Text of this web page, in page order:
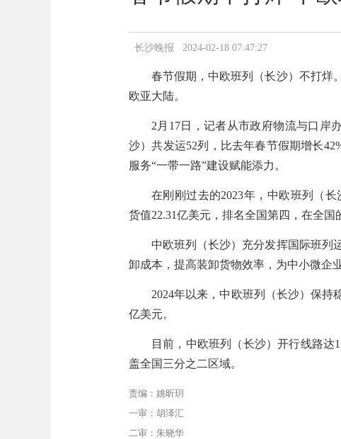
长沙晚报 2024-02-18 07:47:27
春节假期，中欧班列（长沙）不打烊
欧亚大陆。
2月17日，记者从市政府物流与口岸
沙）共发运52列，比去年春节假期增长
服务“一带一路”建设赋能添力。
在刚刚过去的2023年，中欧班列（长
货值22.31亿美元，排名全国第四，在全国
中欧班列（长沙）充分发挥国际班列
卸成本，提高装卸货物效率，为中小微企
2024年以来，中欧班列（长沙）保持
亿美元。
目前，中欧班列（长沙）开行线路达
盖全国三分之二区域。
责编：姚昕玥
一审：胡泽汇
二审：朱晓华